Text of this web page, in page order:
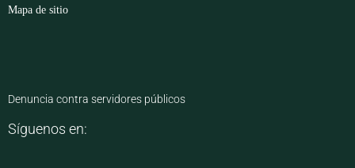
Mapa de sitio
Denuncia contra servidores públicos
Síguenos en: